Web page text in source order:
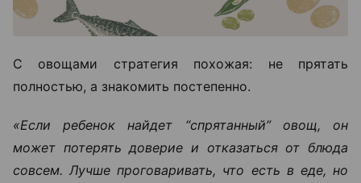
С овощами стратегия похожая: не прятать
полностью, а знакомить постепенно.
«Если ребенок найдет “спрятанный” овощ, он
может потерять доверие и отказаться от блюда
совсем. Лучше проговаривать, что есть в еде, но